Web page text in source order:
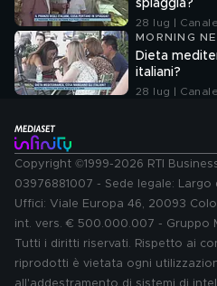
spiaggia?
28 lug |
MORNING
Dieta
italiani?
28 lug |
Copyright ©1999-2026 RTI
03976881007 - Sede legale: Largo
Uffici: Viale Europa 46, 20093
int. vers. € 500.000.007 - Gruppo
Tutti i diritti riservati. Rispetto ai
riprodotti è vietata ogni